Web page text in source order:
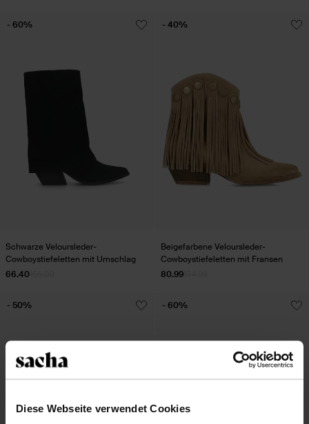
Diese Webseite verwendet Cookies
Schwarze Veloursleder-
Cowboystiefeletten mit Umschlag
66.40
- 60%
Beigefarbene Veloursleder-
Cowboystiefeletten mit Fransen
80.99
- 40%
- 50% - 60%